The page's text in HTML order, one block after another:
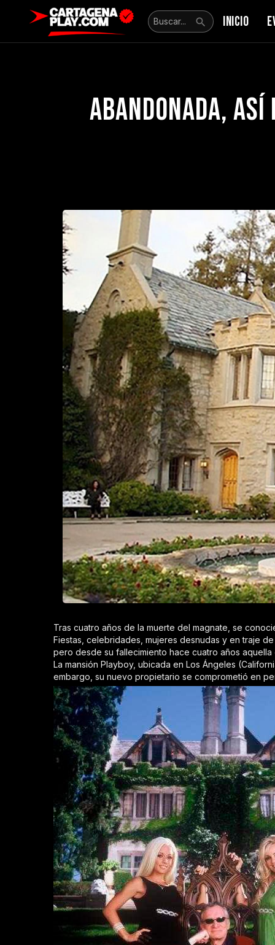
INICIO
Abandonada,
Tras cuatro años de la muerte del magnate, se
Fiestas, celebridades, mujeres desnudas y en traje
pero desde su fallecimiento hace cuatro años
La mansión Playboy, ubicada en Los Ángeles
embargo, su nuevo propietario se comprometió en